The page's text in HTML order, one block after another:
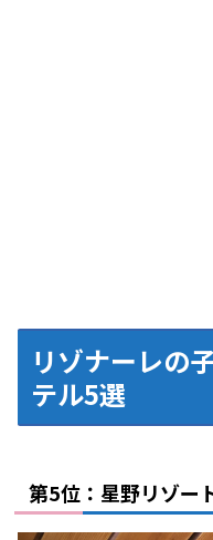
リゾナーレの
テル5選
第5位：星野リゾー